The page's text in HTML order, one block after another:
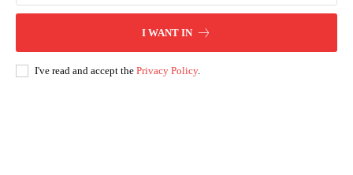
I WANT IN
I've read and accept the Privacy Policy.